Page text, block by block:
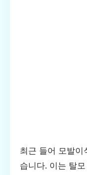
최근 들어 모발이
습니다. 이는 탈